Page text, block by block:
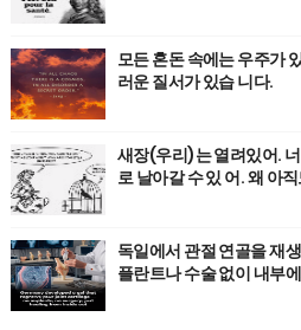
모든 혼돈 속에는 우주가
러운 질서가 있습 니다.
새장(우리)는 열려있어.
로 날아갈 수 있 어. 왜 아
독일에서 관절 연골을 재
플란트나 수술 없이 내부